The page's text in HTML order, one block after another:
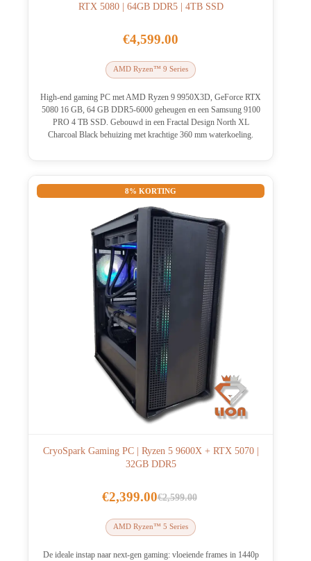
RTX 5080 | 64GB DDR5 | 4TB SSD
€4,599.00
AMD Ryzen™ 9 Series
High-end gaming PC met AMD Ryzen 9 9950X3D, GeForce RTX
5080 16 GB, 64 GB DDR5-6000 geheugen en een Samsung 9100
PRO 4 TB SSD. Gebouwd in een Fractal Design North XL
Charcoal Black behuizing met krachtige 360 mm waterkoeling.
8% KORTING
CryoSpark Gaming PC | Ryzen 5 9600X + RTX 5070 |
32GB DDR5
€2,599.00
Oorspronkelijke
prijs
was:
€2,599.00.
€2,399.00Huidige
prijs
is:
€2,399.00.
AMD Ryzen™ 5 Series
De ideale instap naar next-gen gaming: vloeiende frames in 1440p